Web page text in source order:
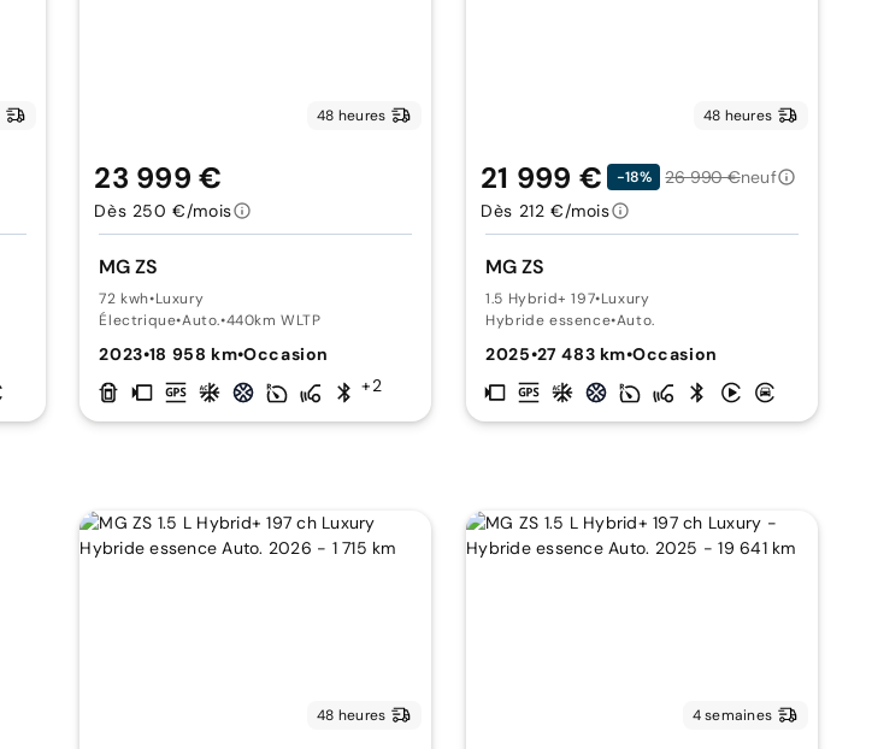
48 heures
MG ZS
72 kwh•Luxury
Électrique•Auto.•440km WLTP
2023•18 958 km•Occasion
+2
23 999 €
Dès 250 €/mois
48 heures
MG ZS
1.5 Hybrid+ 197•Luxury
Hybride essence•Auto.
2025•27 483 km•Occasion
21 999 € -18% 26 990 €neuf
Dès 212 €/mois
48 heures 4 semaines